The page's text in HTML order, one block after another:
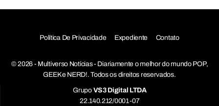
Política De Privacidade Expediente Contato
© 2026 - Multiverso Notícias - Diariamente o melhor do mundo POP,
GEEK e NERD!. Todos os direitos reservados.
Grupo VS3 Digital LTDA
22.140.212/0001-07